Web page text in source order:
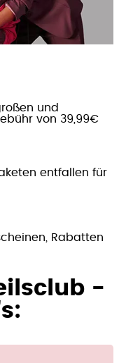
und
von 39,99€
entfallen für
Rabatten
-